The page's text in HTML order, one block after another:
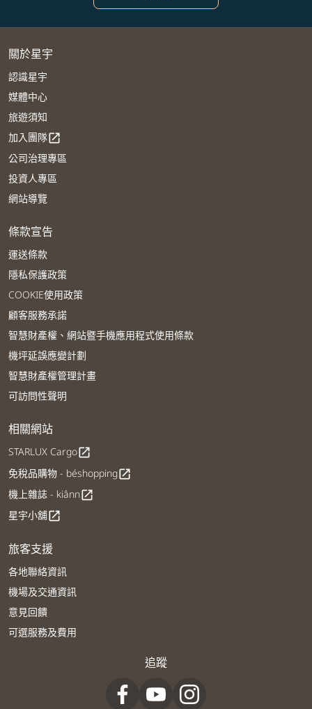
關於星宇
認識星宇
媒體中心
旅遊須知
加入團隊open_in_new
公司治理專區
投資人專區
網站導覽
條款宣告
運送條款
隱私保護政策
COOKIE使用政策
顧客服務承諾
智慧財產權、網站暨手機應用程式使用條款
機坪延誤應變計劃
智慧財產權管理計畫
可訪問性聲明
相關網站
STARLUX Cargoopen_in_new
免稅品購物 - béshoppingopen_in_new
機上雜誌 - kiânnopen_in_new
星宇小舖open_in_new
旅客支援
各地聯絡資訊
機場及交通資訊
意見回饋
可選服務及費用
追蹤